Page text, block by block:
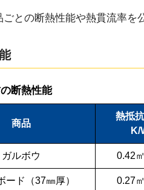
との断熱性能や熱貫流率を
断熱性能
商品
熱抵
K/
ガルボウ 0.42
ード（37㎜厚） 0.27